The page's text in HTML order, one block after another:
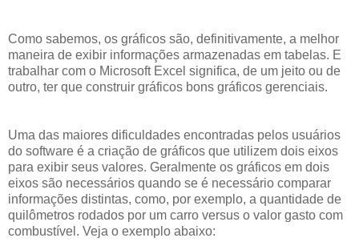
Como sabemos, os gráficos são, definitivamente, a melhor
maneira de exibir informações armazenadas em tabelas. E
trabalhar com o Microsoft Excel significa, de um jeito ou de
outro, ter que construir gráficos bons gráficos gerenciais.
Uma das maiores dificuldades encontradas pelos usuários
do software é a criação de gráficos que utilizem dois eixos
para exibir seus valores. Geralmente os gráficos em dois
eixos são necessários quando se é necessário comparar
informações distintas, como, por exemplo, a quantidade de
quilômetros rodados por um carro versus o valor gasto com
combustível. Veja o exemplo abaixo: